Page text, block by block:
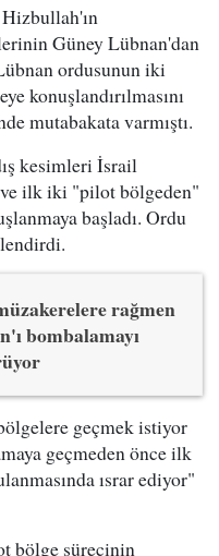
Güney Lübnan'dan
ordusunun iki
konuşlandırılmasını
mutabakata varmıştı.
kesimleri İsrail
ilk iki "pilot bölgeden"
başladı. Ordu
rağmen
bombalamayı
geçmek istiyor
geçmeden önce ilk
ısrar ediyor"
bölge sürecinin